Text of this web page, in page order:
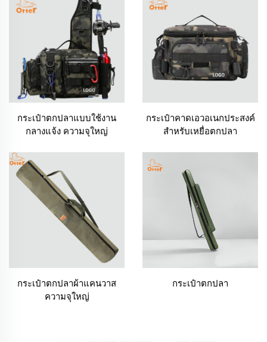
กระเป๋าตกปลาแบบใช้งาน
กลางแจ้ง ความจุใหญ่
กระเป๋าคาดเอวอเนกประสงค์
สำหรับเหยื่อตกปลา
กระเป๋าตกปลาผ้าแคนวาส
ความจุใหญ่
กระเป๋าตกปลา